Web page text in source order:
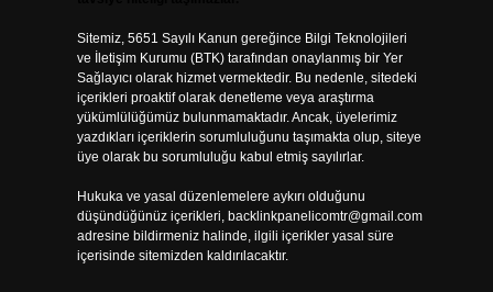
Sitemiz, 5651 Sayılı Kanun gereğince Bilgi Teknolojileri
ve İletişim Kurumu (BTK) tarafından onaylanmış bir Yer
Sağlayıcı olarak hizmet vermektedir. Bu nedenle, sitedeki
içerikleri proaktif olarak denetleme veya araştırma
yükümlülüğümüz bulunmamaktadır. Ancak, üyelerimiz
yazdıkları içeriklerin sorumluluğunu taşımakta olup, siteye
üye olarak bu sorumluluğu kabul etmiş sayılırlar.
Hukuka ve yasal düzenlemelere aykırı olduğunu
düşündüğünüz içerikleri, backlinkpanelicomtr@gmail.com
adresine bildirmeniz halinde, ilgili içerikler yasal süre
içerisinde sitemizden kaldırılacaktır.